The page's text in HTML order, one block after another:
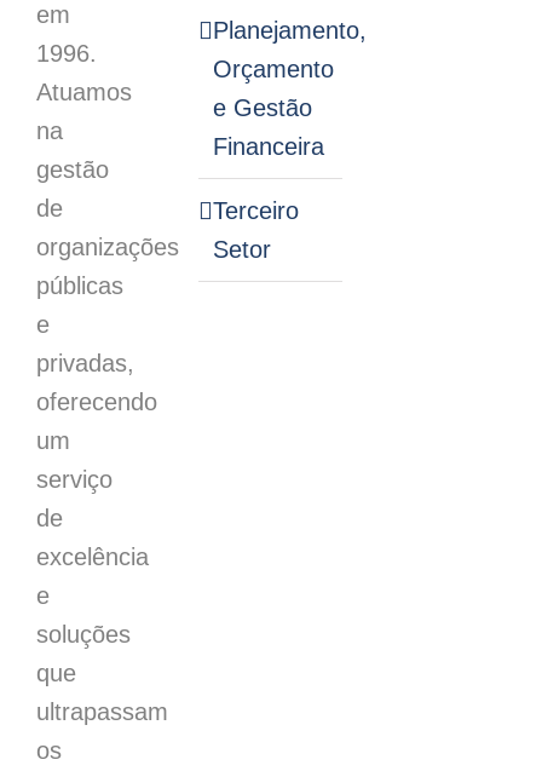
em
1996.
Atuamos
na
gestão
de
organizações
públicas
e
privadas,
oferecendo
um
serviço
de
excelência
e
soluções
que
ultrapassam
os
Planejamento,
Orçamento
e Gestão
Financeira
Terceiro
Setor